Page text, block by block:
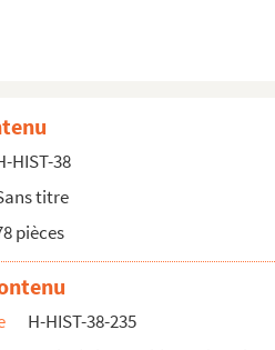
HIST-38
titre
pièces
H-HIST-38-235